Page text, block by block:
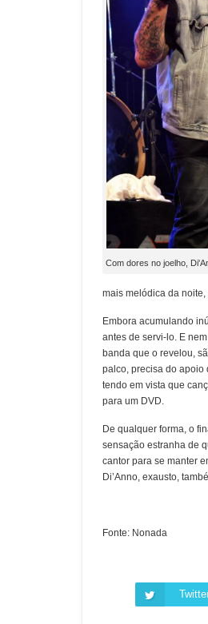
Com dores no joelho,
mais melódica da noite,
Embora acumulando
antes de servi-lo. E
banda que o revelou,
palco, precisa do apoio
tendo em vista que
para um DVD.
De qualquer forma, o
sensação estranha de
cantor para se manter
Di’Anno, exausto,
Fonte: Nonada